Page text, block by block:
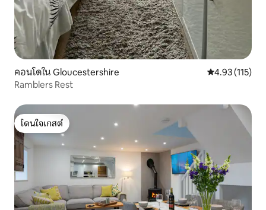
คอนโดใน Gloucestershire คะแนนเฉลี่ย
4.93 (115)
Ramblers Rest
โดนใจเกสต์
โดนใจเกสต์